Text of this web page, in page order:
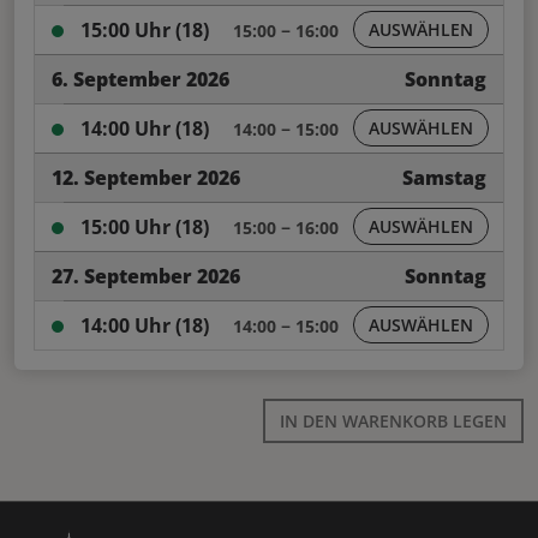
15:00 Uhr (18)
15:00 − 16:00
6. September 2026
Sonntag
14:00 Uhr (18)
14:00 − 15:00
12. September 2026
Samstag
15:00 Uhr (18)
15:00 − 16:00
27. September 2026
Sonntag
14:00 Uhr (18)
14:00 − 15:00
IN DEN WARENKORB LEGEN